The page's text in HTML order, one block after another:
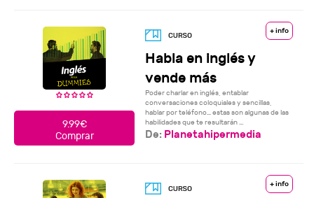
9.99€
Comprar
+ info
Habla en inglés y
vende más
Poder charlar en inglés, entablar
conversaciones coloquiales y sencillas,
hablar por teléfono… estas son algunas de las
habilidades que te resultarán ...
De: Planetahipermedia
+ info